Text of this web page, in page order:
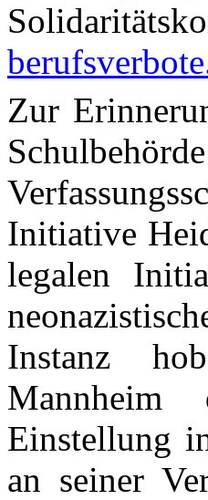
Zur
Initiative
legalen
Instanz
Mannheim
Einstellung
an seiner